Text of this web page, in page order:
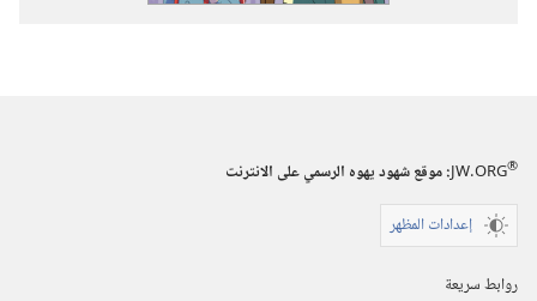
JW.ORG®
:‏ موقع شهود يهوه الرسمي على الانترنت
إعدادات المظهر
روابط سريعة